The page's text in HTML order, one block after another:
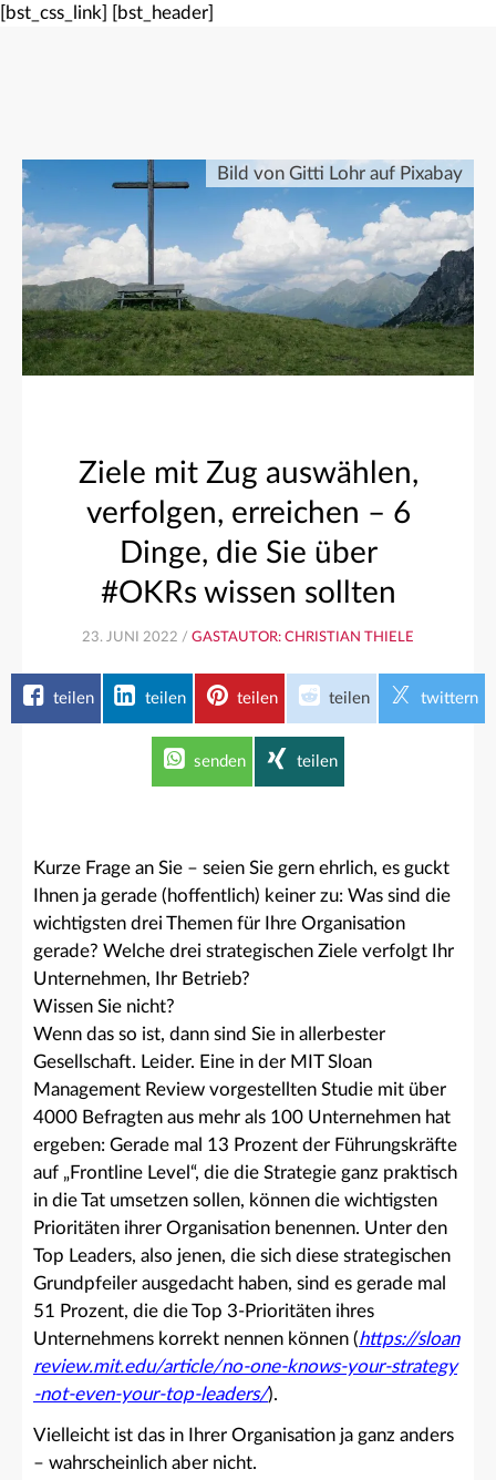
[bst_css_link] [bst_header]
Bild von Gitti Lohr auf Pixabay
Ziele mit Zug auswählen,
verfolgen, erreichen – 6
Dinge, die Sie über
#OKRs wissen sollten
23. JUNI 2022 / GASTAUTOR: CHRISTIAN THIELE
teilen teilen teilen teilen twittern
senden teilen
Kurze Frage an Sie – seien Sie gern ehrlich, es guckt
Ihnen ja gerade (hoffentlich) keiner zu: Was sind die
wichtigsten drei Themen für Ihre Organisation
gerade? Welche drei strategischen Ziele verfolgt Ihr
Unternehmen, Ihr Betrieb?
Wissen Sie nicht?
Wenn das so ist, dann sind Sie in allerbester
Gesellschaft. Leider. Eine in der MIT Sloan
Management Review vorgestellten Studie mit über
4000 Befragten aus mehr als 100 Unternehmen hat
ergeben: Gerade mal 13 Prozent der Führungskräfte
auf „Frontline Level“, die die Strategie ganz praktisch
in die Tat umsetzen sollen, können die wichtigsten
Prioritäten ihrer Organisation benennen. Unter den
Top Leaders, also jenen, die sich diese strategischen
Grundpfeiler ausgedacht haben, sind es gerade mal
51 Prozent, die die Top 3-Prioritäten ihres
Unternehmens korrekt nennen können (https://sloan
review.mit.edu/article/no-one-knows-your-strategy
-not-even-your-top-leaders/).
Vielleicht ist das in Ihrer Organisation ja ganz anders
– wahrscheinlich aber nicht.